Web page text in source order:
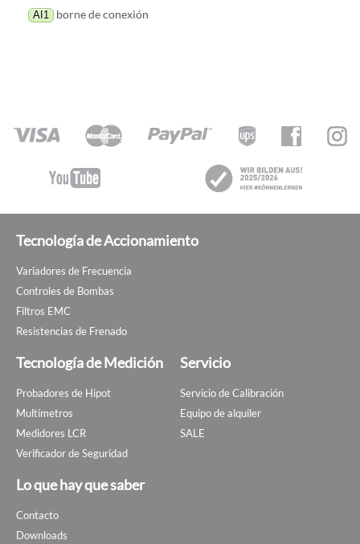
AI1 borne de conexión
Tecnología de Accionamiento
Variadores de Frecuencia
Controles de Bombas
Filtros EMC
Resistencias de Frenado
Tecnología de Medición
Probadores de Hipot
Multímetros
Medidores LCR
Verificador de Seguridad
Servicio
Servicio de Calibración
Equipo de alquiler
SALE
Lo que hay que saber
Contacto
Downloads